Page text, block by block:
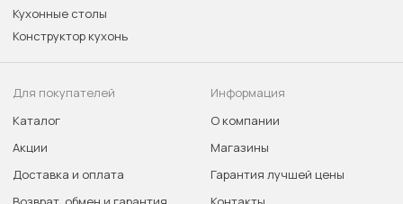
Кухонные столы
Конструктор кухонь
Для покупателей
Каталог
Акции
Доставка и оплата
Информация
О компании
Магазины
Гарантия лучшей цены